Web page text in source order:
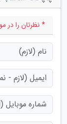
* نظرتان را در